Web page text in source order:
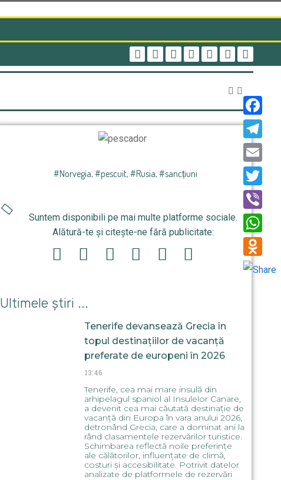
#Norvegia,#pescuit,#Rusia,#sancțiuni
Suntem disponibili pe mai multe platforme sociale.
Alătură-te și citește-ne fără publicitate:
Ultimele știri ...
Tenerife devansează Grecia în
topul destinațiilor de vacanță
preferate de europeni în 2026
13:46
Tenerife, cea mai mare insulă din
arhipelagul spaniol al Insulelor Canare,
a devenit cea mai căutată destinație de
vacanță din Europa în vara anului 2026,
detronând Grecia, care a dominat ani la
rând clasamentele rezervărilor turistice.
Schimbarea reflectă noile preferințe
ale călătorilor, influențate de climă,
costuri și accesibilitate. Potrivit datelor
analizate de platformele de rezervări
Telegram
Email
Twitter
Viber